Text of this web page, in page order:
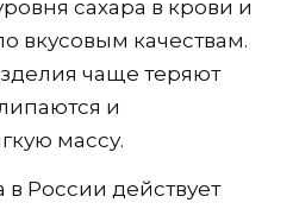
сахара в крови и
вкусовым качествам.
чаще теряют
и
массу.
в России действует